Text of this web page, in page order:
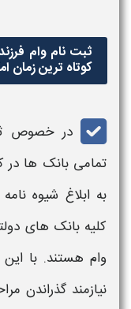
کوتاه ترین زمان
در خصوص
تمامی بانک ها در
به ابلاغ شیوه نامه
کلیه بانک های
وام هستند. با این
نیازمند گذراندن